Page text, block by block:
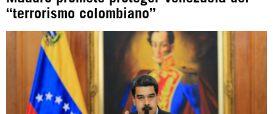
WhatsApp y Viber: +98 921 79 29 404
https://www.facebook.com/Nexolatino.Canal
“terrorismo colombiano”